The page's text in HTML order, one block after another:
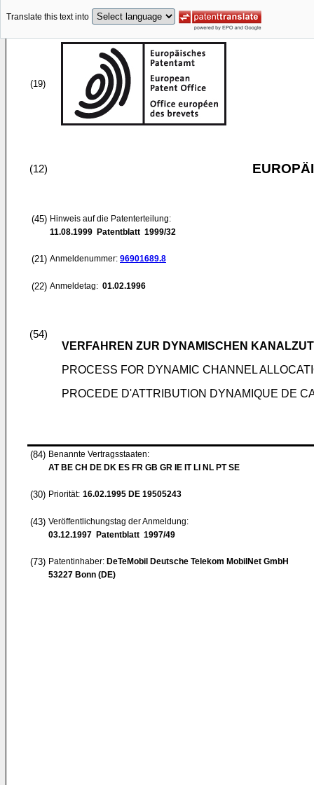
Translate this text into
(19)
(12)
(45) Hinweis auf die Patenterteilung:
11.08.1999 Patentblatt 1999/32
(21) Anmeldenummer: 96901689.8
(22) Anmeldetag: 01.02.1996
(54)
VERFAHREN ZUR DYNAMISCHEN
PROCESS FOR DYNAMIC CHANNEL
PROCEDE D'ATTRIBUTION DYNAMIQUE DE
(84) Benannte Vertragsstaaten:
AT BE CH DE DK ES FR GB GR IE IT LI NL PT SE
(30) Priorität: 16.02.1995 DE 19505243
(43) Veröffentlichungstag der Anmeldung:
03.12.1997 Patentblatt 1997/49
(73) Patentinhaber: DeTeMobil Deutsche Telekom MobilNet GmbH
53227 Bonn (DE)